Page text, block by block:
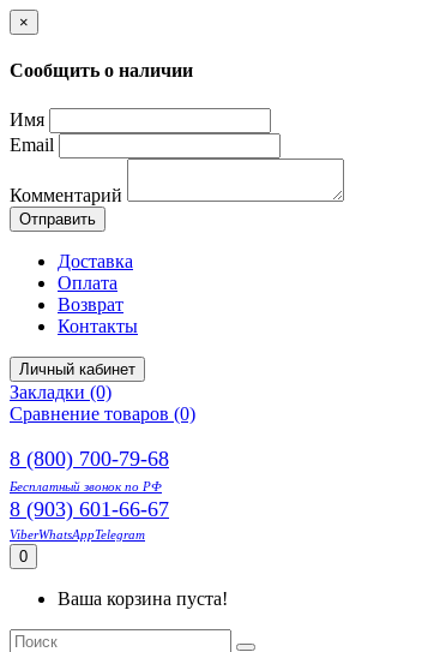
×
Сообщить о наличии
Имя
Email
Комментарий
Отправить
Доставка
Оплата
Возврат
Контакты
Личный кабинет
Закладки (0)
Сравнение товаров (0)
8 (800) 700-79-68
Бесплатный звонок по РФ
8 (903) 601-66-67
ViberWhatsAppTelegram
0
Ваша корзина пуста!